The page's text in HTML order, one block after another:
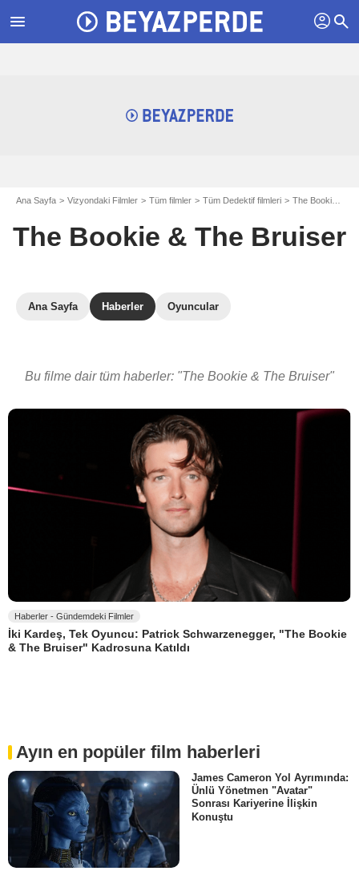
menu profil search
Ana Sayfa Vizyondaki Filmler Tüm filmler Tüm Dedektif filmleri The Bookie & The Bruiser
The Bookie & The Bruiser
Ana Sayfa Haberler Oyuncular
Bu filme dair tüm haberler: "The Bookie & The Bruiser"
Haberler - Gündemdeki Filmler
İki Kardeş, Tek Oyuncu: Patrick Schwarzenegger, "The Bookie
& The Bruiser" Kadrosuna Katıldı
Ayın en popüler film haberleri
James Cameron Yol Ayrımında:
Ünlü Yönetmen "Avatar"
Sonrası Kariyerine İlişkin
Konuştu